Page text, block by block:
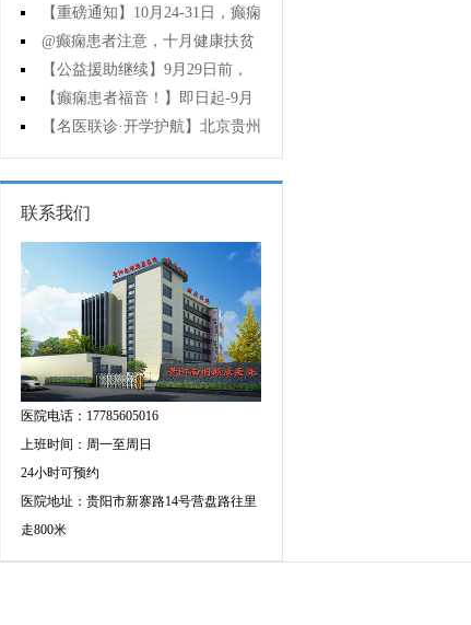
贵州专家团共抗癫痫，速约！
万元救助+半价专项检查+京黔专家
免费亲诊，符合条件者速申请！
【重磅通知】10月24-31日，癫痫
病专项检查全额救助+京黔名医免费
亲诊+高达万元补贴，名额有限，速
@癫痫患者注意，十月健康扶贫
救助计划开启，专家免费亲诊+高达
万元治疗救助，速抢名额！
【公益援助继续】9月29日前，
癫痫名医免费亲诊+检查治疗大额援
助持续发放，速约！
【癫痫患者福音！】即日起-9月
15日，专项检查免费+北京三甲知名
专家空降贵阳亲诊，勿错过！
【名医联诊·开学护航】北京贵州
三甲癫痫名医公益亲诊+检查治疗大
额援助，速约！
联系我们
医院电话：17785605016
上班时间：周一至周日
24小时可预约
医院地址：贵阳市新寨路14号营盘路往里
走800米